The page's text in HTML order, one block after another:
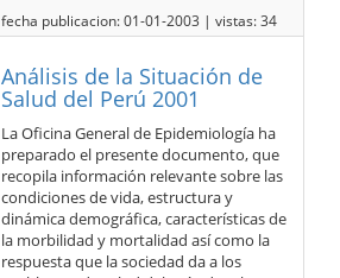
fecha publicacion: 01-01-2003 | vistas: 34
Análisis de la Situación de
Salud del Perú 2001
La Oficina General de Epidemiología ha
preparado el presente documento, que
recopila información relevante sobre las
condiciones de vida, estructura y
dinámica demográfica, características de
la morbilidad y mortalidad así como la
respuesta que la sociedad da a los